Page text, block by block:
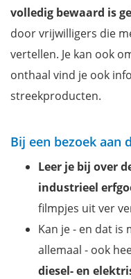
volledig bewaard is
door vrijwilligers die
vertellen. Je kan ook
onthaal vind je ook
streekproducten.
Bij een bezoek aan
Leer je bij over
industrieel
filmpjes uit ver
Kan je - en dat is
allemaal - ook
diesel- en